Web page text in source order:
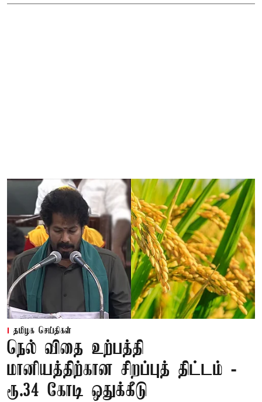
தமிழக செய்திகள்
நெல் விதை உற்பத்தி
மானியத்திற்கான சிறப்புத் திட்டம் -
ரூ.34 கோடி ஒதுக்கீடு